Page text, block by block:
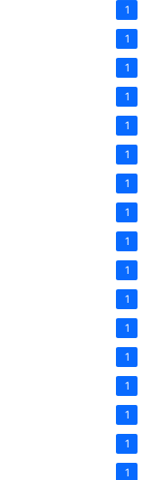
1
1
1
1
1
1
1
1
1
1
1
1
1
1
1
1
1